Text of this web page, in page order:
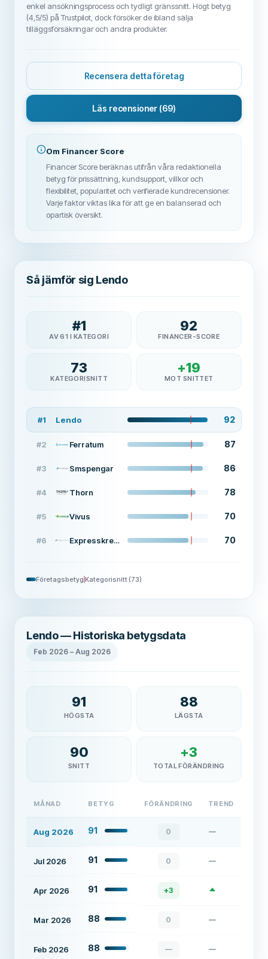
enkel ansökningsprocess och tydligt gränssnitt. Högt betyg
(4,5/5) på Trustpilot, dock försöker de ibland sälja
tilläggsförsäkringar och andra produkter.
Recensera detta företag
Läs recensioner (69)
Om Financer Score
Financer Score beräknas utifrån våra redaktionella
betyg för prissättning, kundsupport, villkor och
flexibilitet, popularitet och verifierade kundrecensioner.
Varje faktor viktas lika för att ge en balanserad och
opartisk översikt.
Så jämför sig Lendo
#1
AV 61 I KATEGORI
92
FINANCER-SCORE
73
KATEGORISNITT
+19
MOT SNITTET
#1 Lendo 92
#2 Ferratum 87
#3 Smspengar 86
#4 Thorn 78
#5 Vivus 70
#6 Expresskredit 70
Företagsbetyg Kategorisnitt(73)
Lendo — Historiska betygsdata
Feb 2026 –Aug 2026
91
HÖGSTA
88
LÄGSTA
90
SNITT
+3
TOTAL FÖRÄNDRING
MÅNAD BETYG FÖRÄNDRING TREND
Aug 2026 91 0
Jul 2026 91 0
Apr 2026 91 +3
Mar 2026 88 0
Feb 2026 88 —